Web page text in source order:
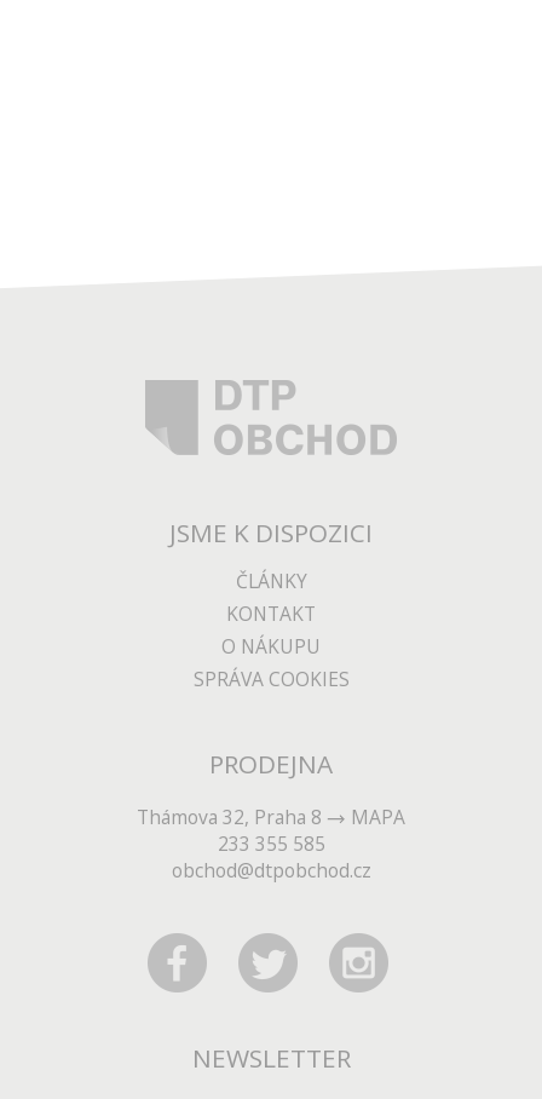
JSME K DISPOZICI
ČLÁNKY
KONTAKT
O NÁKUPU
SPRÁVA COOKIES
PRODEJNA
Thámova 32, Praha 8
MAPA
233 355 585
obchod@dtpobchod.cz
NEWSLETTER